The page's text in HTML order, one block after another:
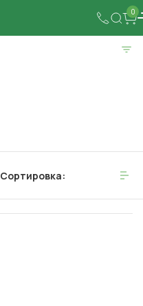
0
Сортировка: